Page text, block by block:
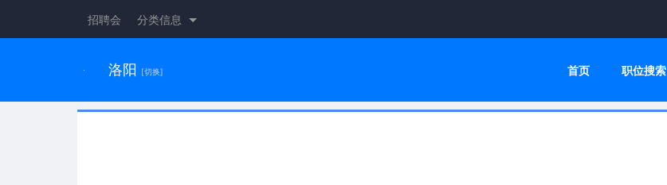
招聘会 分类信息
洛阳 [切换] 首页 职位搜索